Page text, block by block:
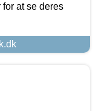
at se deres